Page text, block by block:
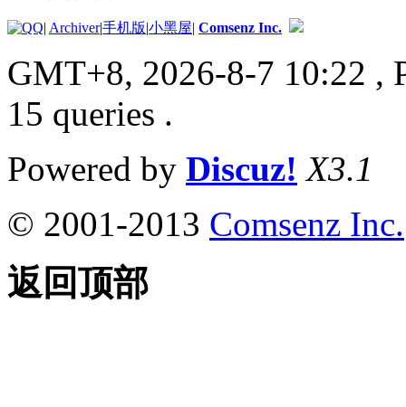
| Archiver|手机版|小黑屋| Comsenz Inc.
GMT+8, 2026-8-7 10:22 ,
15 queries .
Powered by Discuz! X3.1
© 2001-2013 Comsenz Inc.
返回顶部